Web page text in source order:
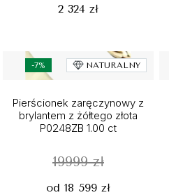
2 324 zł
-7% NATURALNY
Pierścionek zaręczynowy z
brylantem z żółtego złota
P0248ZB 1.00 ct
19999 zł
od 18 599 zł